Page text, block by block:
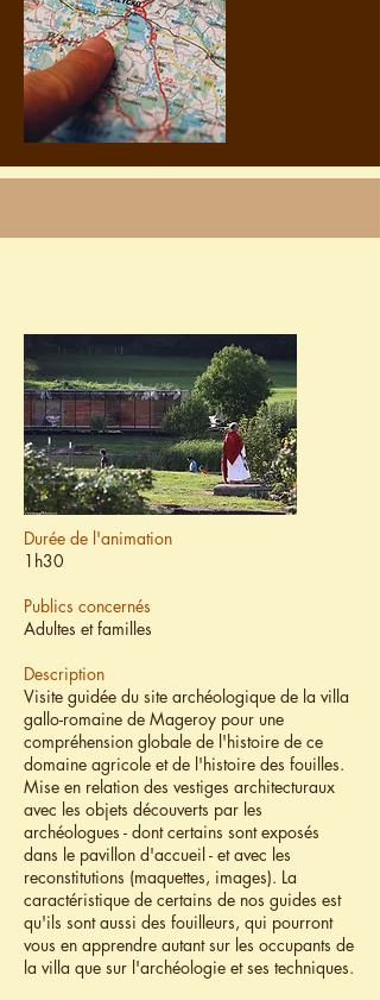
Durée de l'animation
1h30
Publics concernés
Adultes et familles
Description
Visite guidée du site archéologique de la villa
gallo-romaine de Mageroy pour une
compréhension globale de l'histoire de ce
domaine agricole et de l'histoire des fouilles.
Mise en relation des vestiges architecturaux
avec les objets découverts par les
archéologues - dont certains sont exposés
dans le pavillon d'accueil - et avec les
reconstitutions (maquettes, images). La
caractéristique de certains de nos guides est
qu'ils sont aussi des fouilleurs, qui pourront
vous en apprendre autant sur les occupants de
la villa que sur l'archéologie et ses techniques.